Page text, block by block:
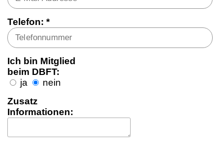
Telefon: *
Ich bin Mitglied
beim DBFT:
ja
nein
Zusatz
Informationen: